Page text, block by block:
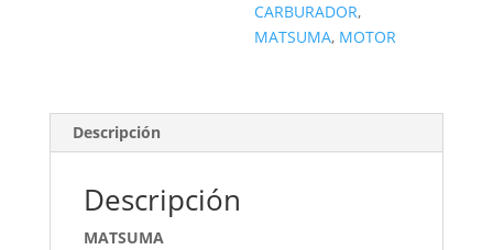
CARBURADOR,
MATSUMA, MOTOR
Descripción
Descripción
MATSUMA